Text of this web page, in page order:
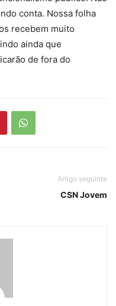
conta. Nossa folha
recebem muito
ainda que
de fora do
Artigo seguinte
CSN Jovem